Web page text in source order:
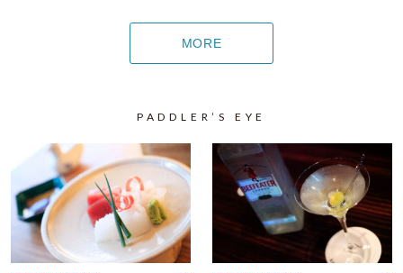
MORE
PADDLER’S EYE